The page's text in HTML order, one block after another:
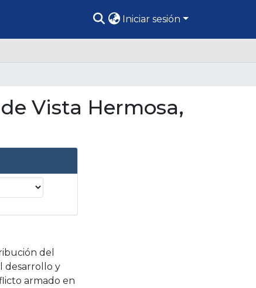
Iniciar sesión
Vista Hermosa,
del
desarrollo y
armado en